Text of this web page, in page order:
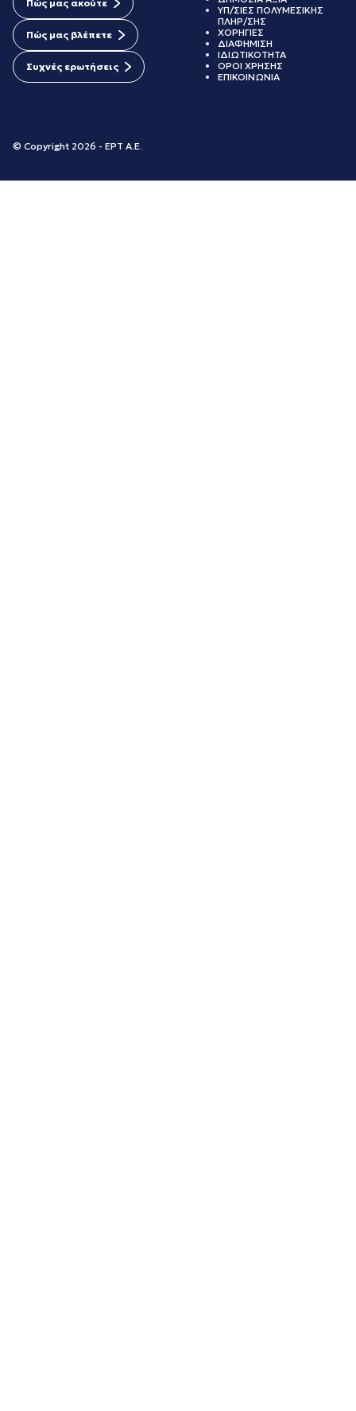
Πώς μας ακούτε
Πώς μας βλέπετε
Συχνές ερωτήσεις
© Copyright 2026 - ΕΡΤ Α.Ε.
ΥΠ/ΣΙΕΣ ΠΟΛΥΜΕΣΙΚΗΣ
ΠΛΗΡ/ΣΗΣ
ΧΟΡΗΓΙΕΣ
ΔΙΑΦΗΜΙΣΗ
ΙΔΙΩΤΙΚΟΤΗΤΑ
ΟΡΟΙ ΧΡΗΣΗΣ
ΕΠΙΚΟΙΝΩΝΙΑ